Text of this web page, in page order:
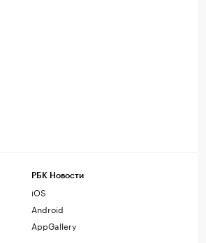
РБК Новости
iOS
Android
AppGallery